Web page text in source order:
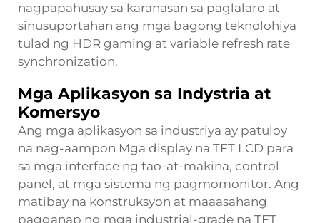
nagpapahusay sa karanasan sa paglalaro at
sinusuportahan ang mga bagong teknolohiya
tulad ng HDR gaming at variable refresh rate
synchronization.
Mga Aplikasyon sa Indystria at
Komersyo
Ang mga aplikasyon sa industriya ay patuloy
na nag-aampon Mga display na TFT LCD para
sa mga interface ng tao-at-makina, control
panel, at mga sistema ng pagmomonitor. Ang
matibay na konstruksyon at maaasahang
pagganap ng mga industrial-grade na TFT